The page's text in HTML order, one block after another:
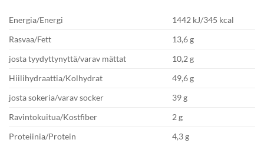
Energia/Energi
1442 kJ/345 kcal
Rasvaa/Fett
13,6 g
josta tyydyttynyttä/varav mättat
10,2 g
Hiilihydraattia/Kolhydrat
49,6 g
josta sokeria/varav socker
39 g
Ravintokuitua/Kostfiber
2 g
Proteiinia/Protein
4,3 g